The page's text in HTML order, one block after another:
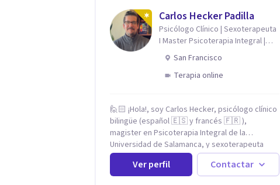
Carlos Hecker Padilla
Psicólogo Clínico | Sexoterapeuta
I Master Psicoterapia Integral |
Terapeuta de Pareja
San Francisco
Terapia online
🙋🏻 ¡Hola!, soy Carlos Hecker, psicólogo clínico
bilingüe (español 🇪🇸 y francés 🇫🇷 ),
magister en Psicoterapia Integral de la
Universidad de Salamanca, y sexoterapeuta
certificado en Francia. Trabajo con personas
que sienten que algo en su vida dejó de calzar:
ansiedad que se desborda, tristeza que no se
Ver perfil Contactar